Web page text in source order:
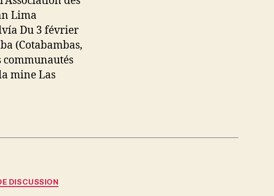
Lima
Du 3 février
(Cotabambas,
mine Las
DISCUSSION